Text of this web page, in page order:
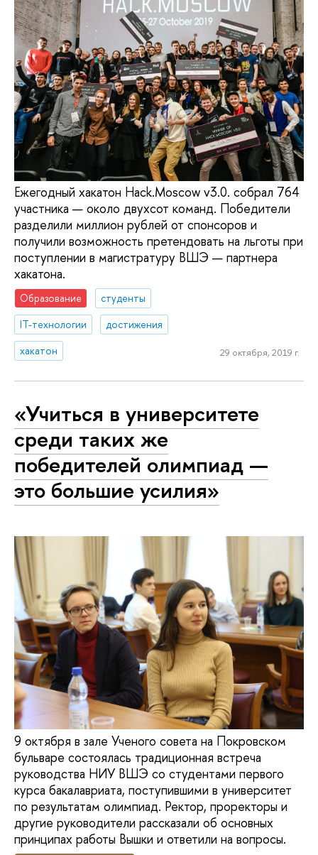
Ежегодный хакатон Hack.Moscow v3.0. собрал 764
участника — около двухсот команд. Победители
разделили миллион рублей от спонсоров и
получили возможность претендовать на льготы при
поступлении в магистратуру ВШЭ — партнера
хакатона.
Образование
студенты
IT-технологии
достижения
хакатон
29 октября, 2019 г.
«Учиться в университете
среди таких же
победителей олимпиад —
это большие усилия»
9 октября в зале Ученого совета на Покровском
бульваре состоялась традиционная встреча
руководства НИУ ВШЭ со студентами первого
курса бакалавриата, поступившими в университет
по результатам олимпиад. Ректор, проректоры и
другие руководители рассказали об основных
принципах работы Вышки и ответили на вопросы.